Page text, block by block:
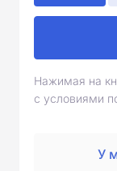
Нажимая на
с условиями
У